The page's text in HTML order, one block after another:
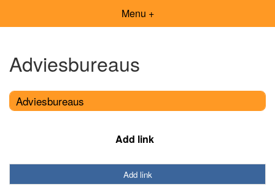
Menu +
Adviesbureaus
Adviesbureaus
Add link
Add link